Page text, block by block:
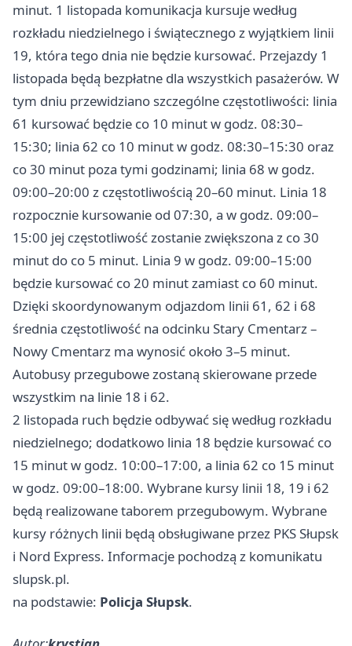
minut. 1 listopada komunikacja kursuje według
rozkładu niedzielnego i świątecznego z wyjątkiem linii
19, która tego dnia nie będzie kursować. Przejazdy 1
listopada będą bezpłatne dla wszystkich pasażerów. W
tym dniu przewidziano szczególne częstotliwości: linia
61 kursować będzie co 10 minut w godz. 08:30–
15:30; linia 62 co 10 minut w godz. 08:30–15:30 oraz
co 30 minut poza tymi godzinami; linia 68 w godz.
09:00–20:00 z częstotliwością 20–60 minut. Linia 18
rozpocznie kursowanie od 07:30, a w godz. 09:00–
15:00 jej częstotliwość zostanie zwiększona z co 30
minut do co 5 minut. Linia 9 w godz. 09:00–15:00
będzie kursować co 20 minut zamiast co 60 minut.
Dzięki skoordynowanym odjazdom linii 61, 62 i 68
średnia częstotliwość na odcinku Stary Cmentarz –
Nowy Cmentarz ma wynosić około 3–5 minut.
Autobusy przegubowe zostaną skierowane przede
wszystkim na linie 18 i 62.
2 listopada ruch będzie odbywać się według rozkładu
niedzielnego; dodatkowo linia 18 będzie kursować co
15 minut w godz. 10:00–17:00, a linia 62 co 15 minut
w godz. 09:00–18:00. Wybrane kursy linii 18, 19 i 62
będą realizowane taborem przegubowym. Wybrane
kursy różnych linii będą obsługiwane przez PKS Słupsk
i Nord Express. Informacje pochodzą z komunikatu
slupsk.pl.
na podstawie: Policja Słupsk.